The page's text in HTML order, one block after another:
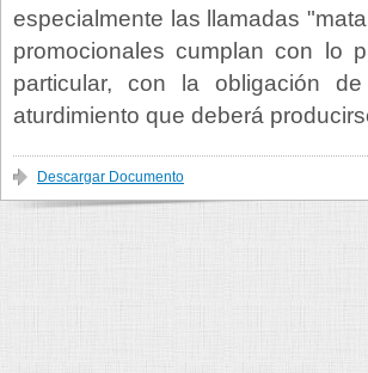
especialmente las llamadas
promocionales cumplan con lo
particular, con la obligación
aturdimiento que deberá
Descargar Documento